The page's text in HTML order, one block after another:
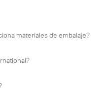
materiales de embalaje?